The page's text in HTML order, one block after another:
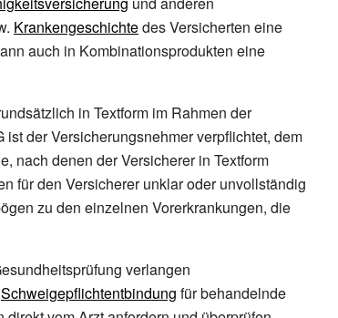
Krankengeschichtedes Versicherten eine
auch in Kombinationsprodukten eine
in Textform im Rahmen der
ist der Versicherungsnehmer verpflichtet, dem
nach denen der Versicherer in Textform
für den Versicherer unklar oder unvollständig
zu den einzelnen Vorerkrankungen, die
verlangen
Schweigepflichtentbindung für behandelnde